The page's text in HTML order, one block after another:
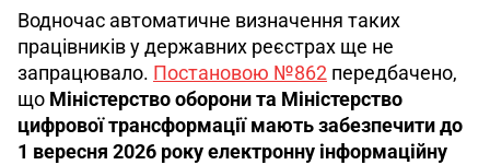
Водночас автоматичне визначення таких
працівників у державних реєстрах ще не
запрацювало. Постановою №862 передбачено,
що Міністерство оборони та Міністерство
цифрової трансформації мають забезпечити до
1 вересня 2026 року електронну інформаційну